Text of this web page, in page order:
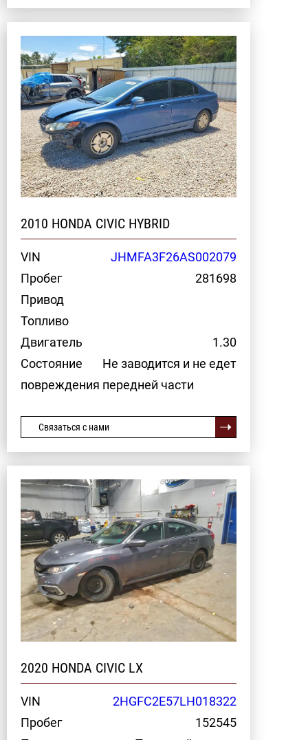
2010 HONDA CIVIC HYBRID
VIN
JHMFA3F26AS002079
Пробег
281698
Привод
Топливо
Двигатель
1.30
Состояние
Не заводится и не едет
повреждения передней части
Связаться с нами
2020 HONDA CIVIC LX
VIN
2HGFC2E57LH018322
Пробег
152545